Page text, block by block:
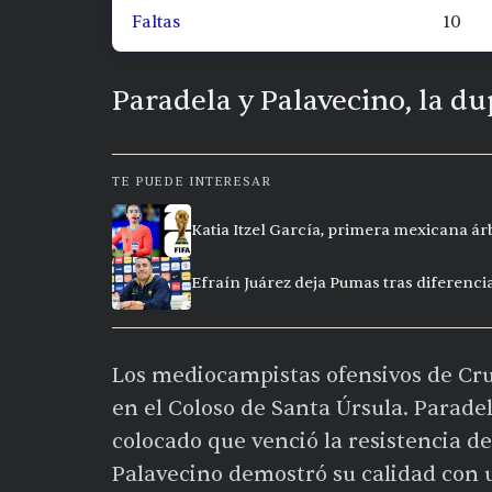
Faltas 10
Paradela y Palavecino, la
TE PUEDE INTERESAR
Katia Itzel García, primera mexicana
Efraín Juárez deja Pumas tras
Los mediocampistas ofensivos de
en el Coloso de Santa Úrsula.
colocado que venció la resistencia
Palavecino demostró su calidad